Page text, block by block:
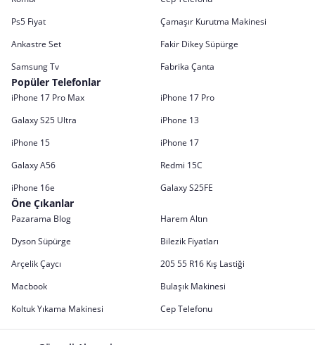
Ps5 Fiyat
Çamaşır Kurutma Makinesi
Ankastre Set
Fakir Dikey Süpürge
Samsung Tv
Fabrika Çanta
Popüler Telefonlar
iPhone 17 Pro Max
iPhone 17 Pro
Galaxy S25 Ultra
iPhone 13
iPhone 15
iPhone 17
Galaxy A56
Redmi 15C
iPhone 16e
Galaxy S25FE
Öne Çıkanlar
Pazarama Blog
Harem Altın
Dyson Süpürge
Bilezik Fiyatları
Arçelik Çaycı
205 55 R16 Kış Lastiği
Macbook
Bulaşık Makinesi
Koltuk Yıkama Makinesi
Cep Telefonu